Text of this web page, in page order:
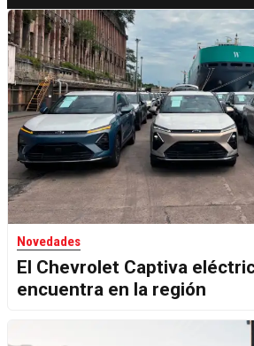
Novedades
El Chevrolet Captiva
encuentra en la región